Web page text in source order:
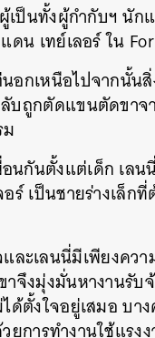
ผู้เป็นทั้งผู้กำกับฯ นัก
แดน เทย์เลอร์ใน
อกเหนือไปจากนั้น
บถูกตัดแขนตัดขาจ
นกันตั้งแต่เด็ก เลน
ร์เป็นชายร่างเล็ก
ละเลนนี่มีเพียงควา
าจึงมุ่งมั่นหางานรับ
ด้ตั้งใจอยู่เสมอบา
การทำงานใช้แรง